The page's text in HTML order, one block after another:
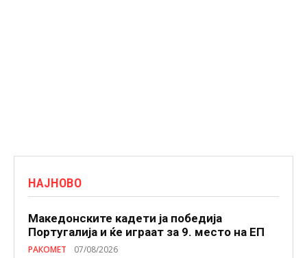
НАЈНОВО
Македонските кадети ја победија
Португалија и ќе играат за 9. место на ЕП
РАКОМЕТ 07/08/2026